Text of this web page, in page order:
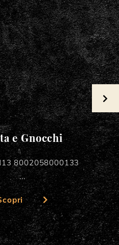
e Gnocchi
8002058000133
...